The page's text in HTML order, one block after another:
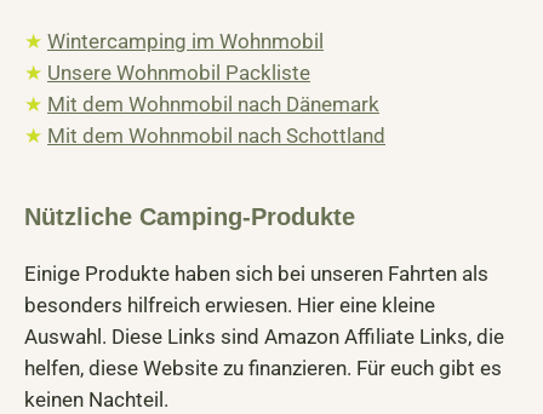
★ Wintercamping im Wohnmobil
★ Unsere Wohnmobil Packliste
★ Mit dem Wohnmobil nach Dänemark
★ Mit dem Wohnmobil nach Schottland
Nützliche Camping-Produkte
Einige Produkte haben sich bei unseren Fahrten als
besonders hilfreich erwiesen. Hier eine kleine
Auswahl. Diese Links sind Amazon Affiliate Links, die
helfen, diese Website zu finanzieren. Für euch gibt es
keinen Nachteil.